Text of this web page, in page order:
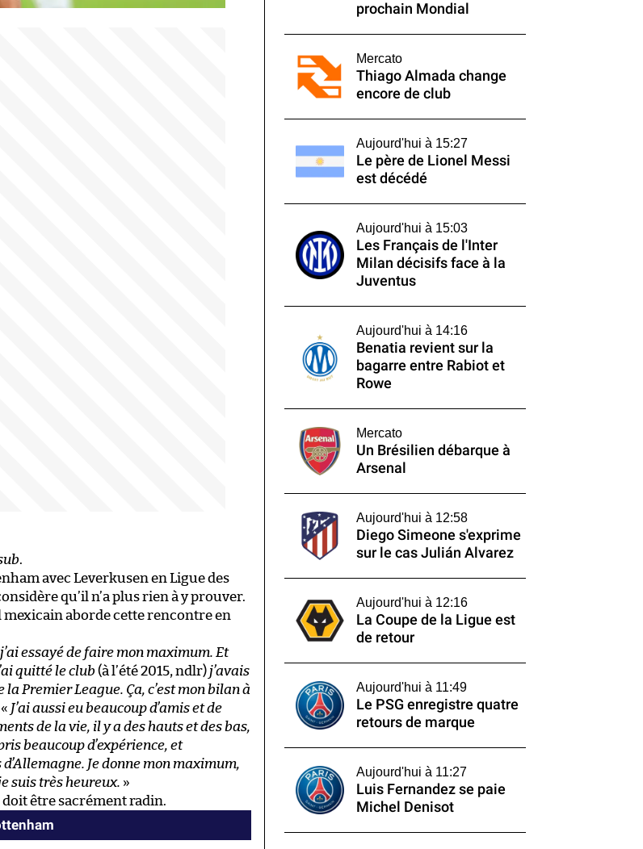
.
avec Leverkusen en Ligue des
qu’il n’a plus rien à y prouver.
mexicain aborde cette rencontre en
essayé de faire mon maximum. Et
quitté le club (à l’été 2015, ndlr) j’avais
Premier League. Ça, c’est mon bilan à
J’ai aussi eu beaucoup d’amis et de
de la vie, il y a des hauts et des bas,
beaucoup d’expérience, et
Je donne mon maximum,
suis très heureux. »
être sacrément radin.
prochain Mondial
Mercato
Thiago Almada change
encore de club
Aujourd'hui à 15:27
Le père de Lionel Messi
est décédé
Aujourd'hui à 15:03
Les Français de l'Inter
Milan décisifs face à la
Juventus
Aujourd'hui à 14:16
Benatia revient sur la
bagarre entre Rabiot et
Rowe
Mercato
Un Brésilien débarque à
Arsenal
Aujourd'hui à 12:58
Diego Simeone s'exprime
sur le cas Julián Alvarez
Aujourd'hui à 12:16
La Coupe de la Ligue est
de retour
Aujourd'hui à 11:49
Le PSG enregistre quatre
retours de marque
Aujourd'hui à 11:27
Luis Fernandez se paie
Michel Denisot